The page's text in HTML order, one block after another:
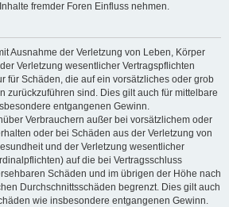
fremder Foren Einfluss nehmen.
Ausnahme der Verletzung von Leben, Körper
Verletzung wesentlicher Vertragspflichten
für Schäden, die auf ein vorsätzliches oder grob
zurückzuführen sind. Dies gilt auch für mittelbare
entgangenen Gewinn.
Verbrauchern außer bei vorsätzlichem oder
oder bei Schäden aus der Verletzung von
und der Verletzung wesentlicher
auf die bei Vertragsschluss
Schäden und im übrigen der Höhe nach
Durchschnittsschäden begrenzt. Dies gilt auch
wie insbesondere entgangenen Gewinn.